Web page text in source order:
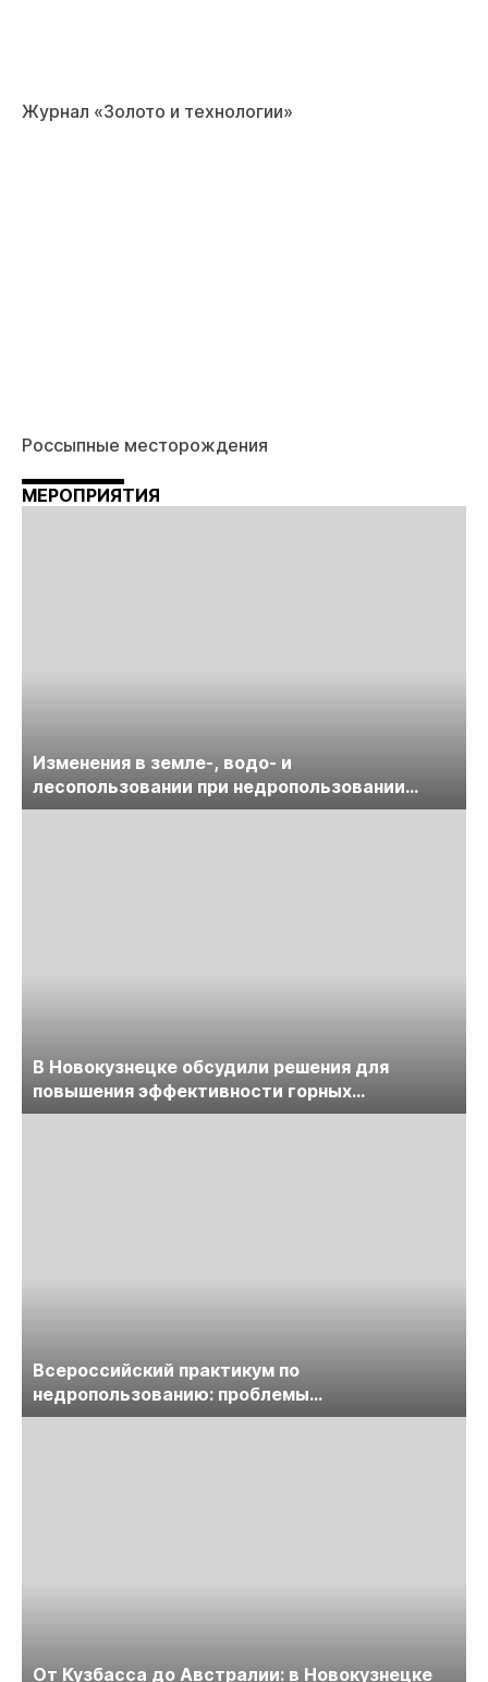
Журнал «Золото и технологии»
Россыпные месторождения
МЕРОПРИЯТИЯ
Изменения в земле-, водо- и
лесопользовании при недропользовании
обсудят на семинаре «ПравоТЭК»
В Новокузнецке обсудили решения для
повышения эффективности горных
предприятий
Всероссийский практикум по
недропользованию: проблемы
лицензирования, цифровизации, экспертизы
От Кузбасса до Австралии: в Новокузнецке